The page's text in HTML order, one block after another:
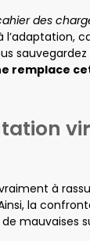
des
l’adaptation,
sauvegardez
remplace
à
la
mauvaises